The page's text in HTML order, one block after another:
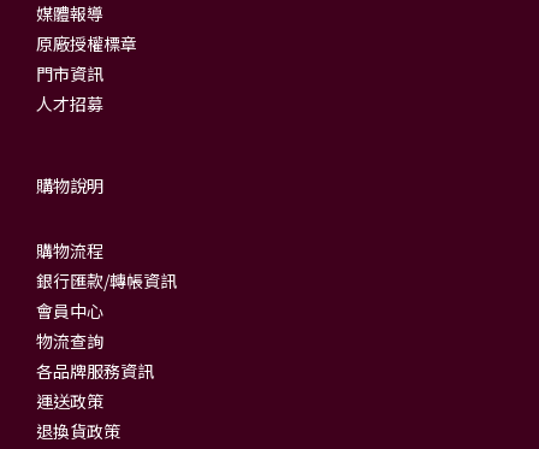
媒體報導
原廠授權標章
門市資訊
人才招募
購物說明
購物流程
銀行匯款/轉帳資訊
會員中心
物流查詢
各品牌服務資訊
運送政策
退換貨政策